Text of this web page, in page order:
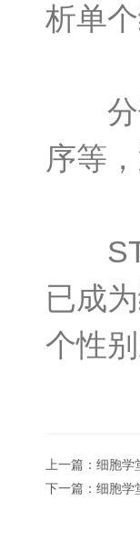
析单
分子
序等
已成
个性
上一篇： 细胞学
下一篇： 细胞学